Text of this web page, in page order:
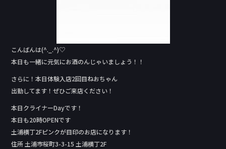
こんばんは(^._.^)♡
本日も一緒に元気にお酒のんじゃいましょう！！
さらに！本日体験入店2回目ねおちゃん
出勤してます！ぜひご来店ください！
本日クライナーDay‬です！
本日も20時OPENです
土浦横丁2Fピンクが目印のお店になります！
住所 土浦市桜町3-3-15 土浦横丁2F